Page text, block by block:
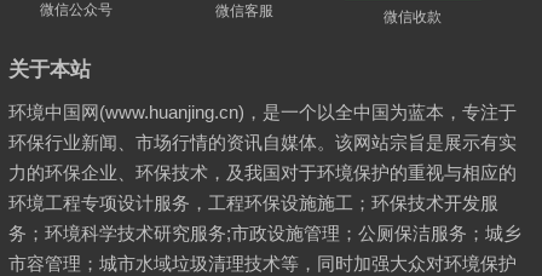
微信公众号 微信客服 微信收款
关于本站
环境中国网(www.huanjing.cn)，是一个以全中国为蓝本，专注于
环保行业新闻、市场行情的资讯自媒体。该网站宗旨是展示有实
力的环保企业、环保技术，及我国对于环境保护的重视与相应的
环境工程专项设计服务，工程环保设施施工；环保技术开发服
务；环境科学技术研究服务;市政设施管理；公厕保洁服务；城乡
市容管理；城市水域垃圾清理技术等，同时加强大众对环境保护